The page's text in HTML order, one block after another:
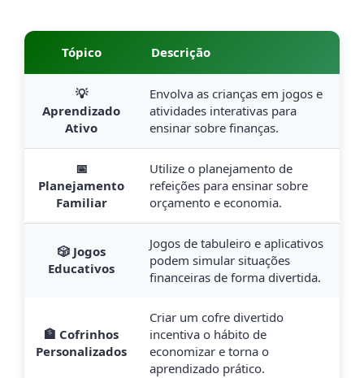
Tópico Descrição
💡
Aprendizado
Ativo
Envolva as crianças em jogos e
atividades interativas para
ensinar sobre finanças.
📅
Planejamento
Familiar
Utilize o planejamento de
refeições para ensinar sobre
orçamento e economia.
🎲 Jogos
Educativos
Jogos de tabuleiro e aplicativos
podem simular situações
financeiras de forma divertida.
🏦 Cofrinhos
Personalizados
Criar um cofre divertido
incentiva o hábito de
economizar e torna o
aprendizado prático.